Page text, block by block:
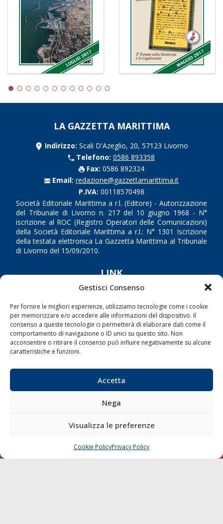
Gestisci Consenso
Per fornire le migliori esperienze, utilizziamo tecnologie come i cookie
per memorizzare e/o accedere alle informazioni del dispositivo. Il
consenso a queste tecnologie ci permetterà di elaborare dati come il
comportamento di navigazione o ID unici su questo sito. Non
acconsentire o ritirare il consenso può influire negativamente su alcune
caratteristiche e funzioni.
Accetta
Nega
Visualizza le preferenze
Cookie PolicyPrivacy Policy
LA GAZZETTA MARITTIMA
Indirizzo: Scali D'Azeglio, 20, 57123 Livorno
Telefono: 0586 893358
Fax: 0586 892324
Email: redazione@gazzettamarittima.it
P.IVA: 00118570498
Società Editoriale Marittima a r.l. (Editore) - Autorizzazione
del Tribunale di Livorno n. 217 del 10 giugno 1968 - N°
iscrizione al ROC (Registro Operatori delle Comunicazioni)
della Società Editoriale Marittima a r.l.: N° 1301 Iscrizione
della testata elettronica La Gazzetta Marittima al Tribunale
di Livorno del 15/09/2010.
LINK
Porti/Interporti
Trasporti
Varie
Compagnie di Navigazione
Diporto
Contatti
CHIAMA SCRIVI